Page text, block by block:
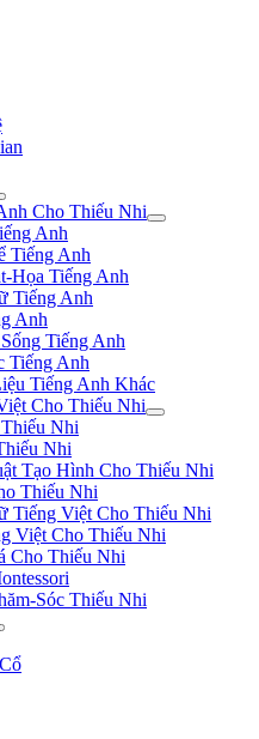
Cho Thiếu Nhi
Anh
Tiếng Anh
Họa Tiếng Anh
Tiếng Anh
Anh
Tiếng Anh
Tiếng Anh
Tiếng Anh Khác
Cho Thiếu Nhi
Nhi
Nhi
Tạo Hình Cho Thiếu Nhi
Thiếu Nhi
Tiếng Việt Cho Thiếu Nhi
Việt Cho Thiếu Nhi
Cho Thiếu Nhi
Sóc Thiếu Nhi